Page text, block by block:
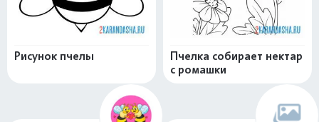
Рисунок пчелы
Пчелка собирает нектар
с ромашки